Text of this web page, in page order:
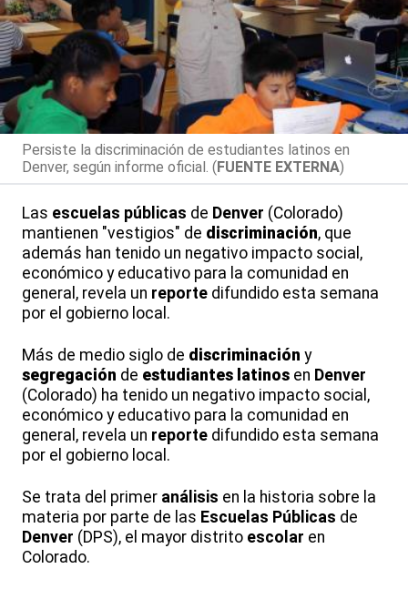
Persiste la discriminación de estudiantes latinos en
Denver, según informe oficial. (FUENTE EXTERNA)
Las escuelas públicas de Denver (Colorado)
mantienen "vestigios" de discriminación, que
además han tenido un negativo impacto social,
económico y educativo para la comunidad en
general, revela un reporte difundido esta semana
por el gobierno local.
Más de medio siglo de discriminación y
segregación de estudiantes latinos en Denver
(Colorado) ha tenido un negativo impacto social,
económico y educativo para la comunidad en
general, revela un reporte difundido esta semana
por el gobierno local.
Se trata del primer análisis en la historia sobre la
materia por parte de las Escuelas Públicas de
Denver (DPS), el mayor distrito escolar en
Colorado.